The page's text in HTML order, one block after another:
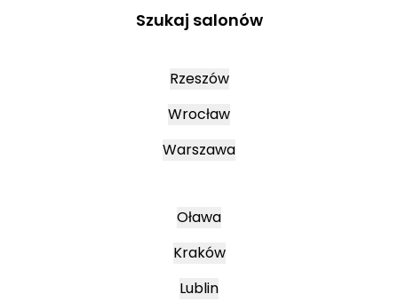
Szukaj salonów
Rzeszów
Wrocław
Warszawa
Oława
Kraków
Lublin